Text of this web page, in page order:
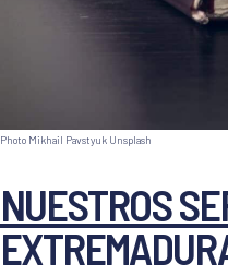
Photo Mikhail Pavstyuk Unsplash
NUESTROS